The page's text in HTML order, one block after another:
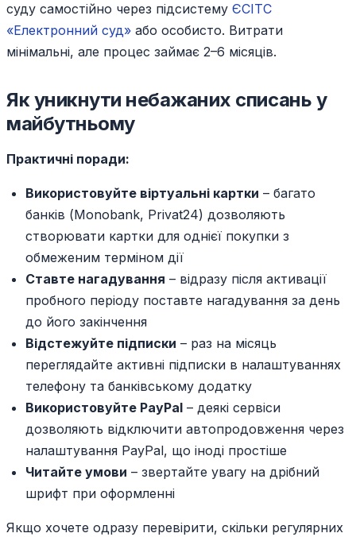
суду самостійно через підсистему ЄСІТС
«Електронний суд» або особисто. Витрати
мінімальні, але процес займає 2–6 місяців.
Як уникнути небажаних списань у
майбутньому
Практичні поради:
Використовуйте віртуальні картки – багато
банків (Monobank, Privat24) дозволяють
створювати картки для однієї покупки з
обмеженим терміном дії
Ставте нагадування – відразу після активації
пробного періоду поставте нагадування за день
до його закінчення
Відстежуйте підписки – раз на місяць
переглядайте активні підписки в налаштуваннях
телефону та банківському додатку
Використовуйте PayPal – деякі сервіси
дозволяють відключити автопродовження через
налаштування PayPal, що іноді простіше
Читайте умови – звертайте увагу на дрібний
шрифт при оформленні
Якщо хочете одразу перевірити, скільки регулярних